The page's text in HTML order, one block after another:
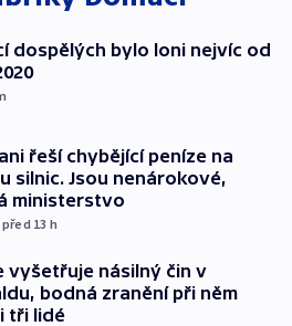
dospělých bylo loni nejvíc od
řeší chybějící peníze na
silnic. Jsou nenárokové,
ministerstvo
před 13 h
vyšetřuje násilný čin v
bodná zranění při něm
tři lidé